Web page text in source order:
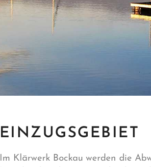
EINZUGSGEBIET
Im Klärwerk Bockau werden die